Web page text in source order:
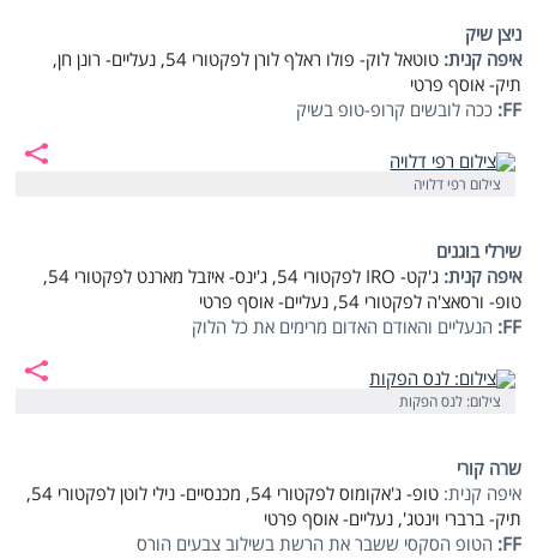
ניצן שיק
איפה קנית:
טוטאל לוק- פולו ראלף לורן לפקטורי 54, נעליים- רונן חן,
תיק- אוסף פרטי
FF: ככה לובשים קרופ-טופ בשיק
צילום רפי דלויה
שירלי בוגנים
איפה קנית: ג'קט- IRO לפקטורי
54, ג'ינס- איזבל מארנט לפקטורי 54,
טופ- ורסאצ'ה לפקטורי 54, נעליים- אוסף פרטי
FF: הנעליים והאודם האדום מרימים את כל הלוק
צילום: לנס הפקות
שרה קורי
איפה קנית:
טופ- ג'אקומוס לפקטורי 54, מכנסיים- נילי לוטן לפקטורי 54,
תיק- ברברי וינטג', נעליים- אוסף פרטי
FF: הטופ הסקסי ששבר את הרשת בשילוב צבעים הורס